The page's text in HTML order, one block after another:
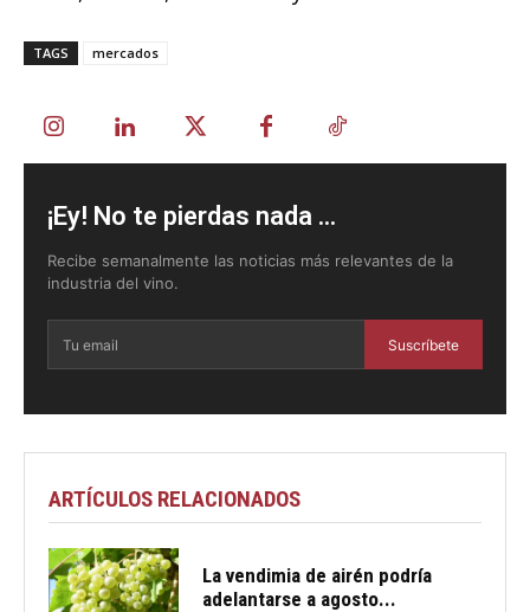
TAGS mercados
¡Ey! No te pierdas nada ...
Recibe semanalmente las noticias más relevantes de la
industria del vino.
Suscríbete
ARTÍCULOS RELACIONADOS
La vendimia de airén podría
adelantarse a agosto...